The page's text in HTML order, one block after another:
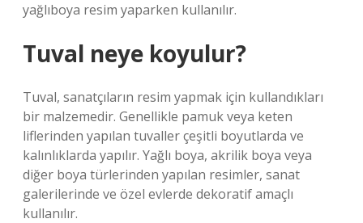
yağlıboya resim yaparken kullanılır.
Tuval neye koyulur?
Tuval, sanatçıların resim yapmak için kullandıkları
bir malzemedir. Genellikle pamuk veya keten
liflerinden yapılan tuvaller çeşitli boyutlarda ve
kalınlıklarda yapılır. Yağlı boya, akrilik boya veya
diğer boya türlerinden yapılan resimler, sanat
galerilerinde ve özel evlerde dekoratif amaçlı
kullanılır.